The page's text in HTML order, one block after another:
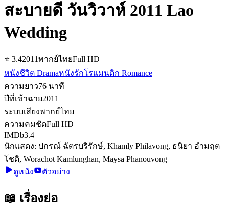
สะบายดี วันวิวาห์ 2011 Lao
Wedding
⭐ 3.42011พากย์ไทยFull HD
หนังชีวิต Dramaหนังรักโรแมนติก Romance
ความยาว76 นาที
ปีที่เข้าฉาย2011
ระบบเสียงพากย์ไทย
ความคมชัดFull HD
IMDb3.4
นักแสดง: ปกรณ์ ฉัตรบริรักษ์, Khamly Philavong, ธนิยา อำมฤต
โชติ, Worachot Kamlunghan, Maysa Phanouvong
ดูหนัง
ตัวอย่าง
📖 เรื่องย่อ